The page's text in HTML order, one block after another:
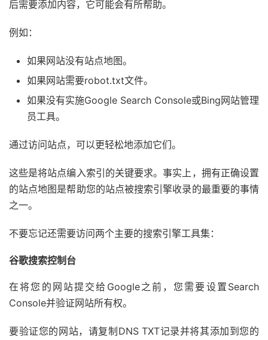
后需要添加内容，它可能会有所帮助。
例如：
如果网站没有站点地图。
如果网站需要robot.txt文件。
如果没有实施Google Search Console或Bing网站管理
员工具。
通过访问站点，可以更轻松地添加它们。
这些是将站点编入索引的关键要求。事实上，拥有正确设置
的站点地图是帮助您的站点被搜索引擎收录的最重要的事情
之一。
不要忘记还需要访问两个主要的搜索引擎工具集：
谷歌搜索控制台
在将您的网站提交给Google之前，您需要设置Search
Console并验证网站所有权。
要验证您的网站，请复制DNS TXT记录并将其添加到您的